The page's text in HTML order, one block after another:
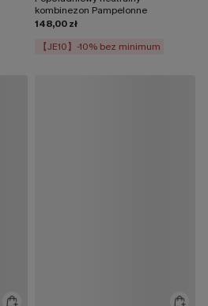
kombinezon Pampelonne
148,00 zł
【JE10】-10% bez minimum